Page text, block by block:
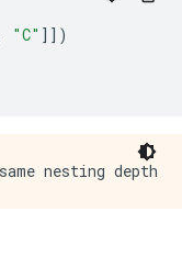
"C" ]])